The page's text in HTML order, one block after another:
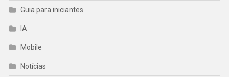
Guia para iniciantes
IA
Mobile
Notícias